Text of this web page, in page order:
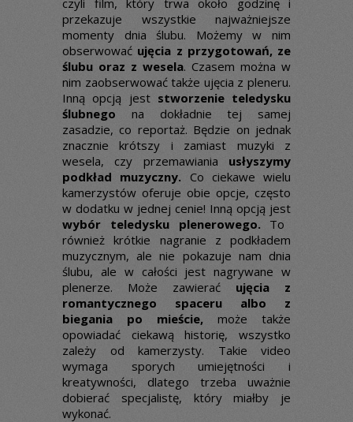
przekazuje wszystkie najważniejsze
momenty dnia ślubu. Możemy w nim
obserwować ujęcia z przygotowań, ze
ślubu oraz z wesela. Czasem można w
nim zaobserwować także ujęcia z pleneru.
Inną opcją jest stworzenie teledysku
ślubnego na dokładnie tej samej
zasadzie, co reportaż. Będzie on jednak
znacznie krótszy i zamiast muzyki z
wesela, czy przemawiania usłyszymy
podkład muzyczny. Co ciekawe wielu
kamerzystów oferuje obie opcje, często
w dodatku w jednej cenie! Inną opcją jest
wybór teledysku plenerowego. To
również krótkie nagranie z podkładem
muzycznym, ale nie pokazuje nam dnia
ślubu, ale w całości jest nagrywane w
plenerze. Może zawierać ujęcia z
romantycznego spaceru albo z
biegania po mieście, może także
opowiadać ciekawą historię, wszystko
zależy od kamerzysty. Takie video
wymaga sporych umiejętności i
kreatywności, dlatego trzeba uważnie
dobierać specjalistę, który miałby je
wykonać.